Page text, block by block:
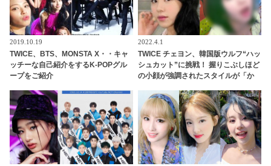
2019.10.19
TWICE、BTS、MONSTA X・・キャ
ッチーな自己紹介をするK-POPグル
ープをご紹介
2022.4.1
TWICE チェヨン、韓国版ウルフ“ハッ
シュカット”に挑戦！ 握りこぶしほど
の小顔が強調されたスタイルが「か
を救えるレベルのビジュアル」